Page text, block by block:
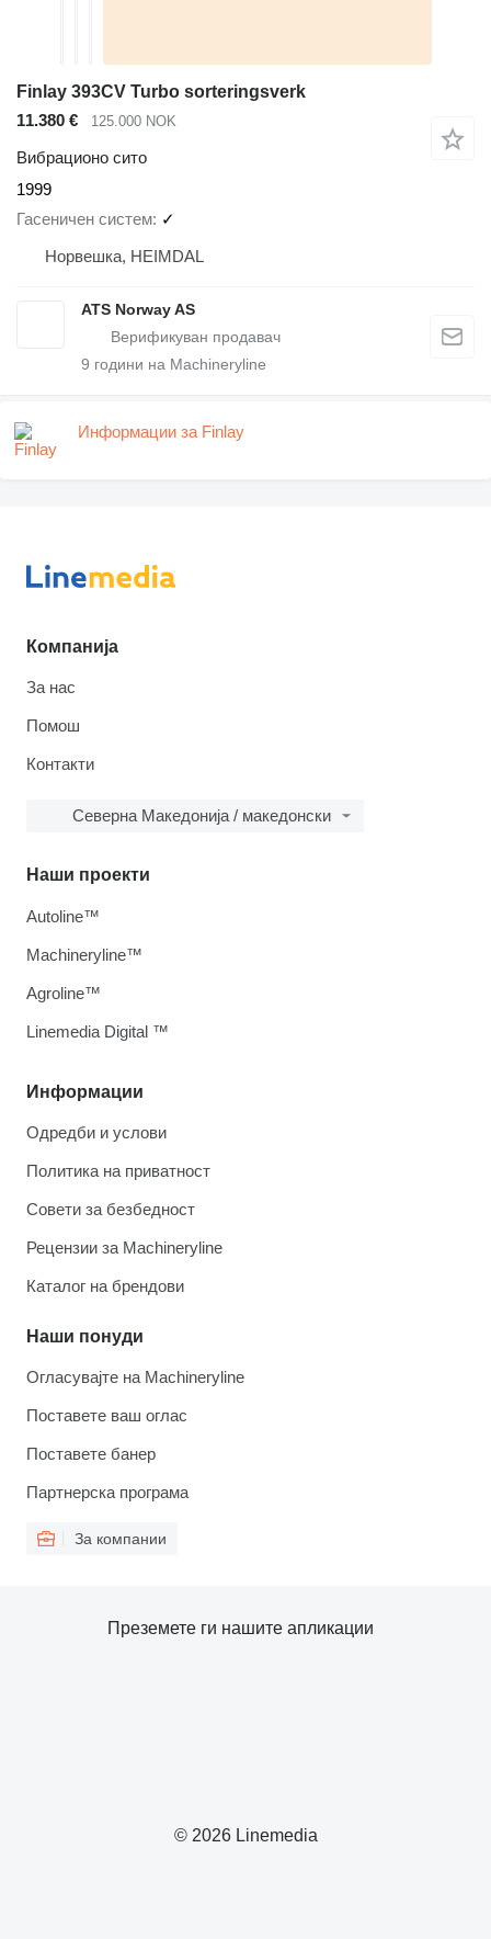
Finlay 393CV Turbo sorteringsverk
11.380 €
125.000 NOK
Вибрационо сито
1999
Гасеничен систем ✓
Норвешка, HEIMDAL
ATS Norway AS
9 години на Machineryline
Информации за Finlay
Компанија
За нас
Помош
Контакти
Северна Македонија / македонски
Информации
Одредби и услови
Политика на приватност
Совети за безбедност
Рецензии за Machineryline
Каталог на брендови
Наши понуди
Огласувајте на Machineryline
Поставете ваш оглас
Поставете банер
Партнерска програма
За компании
Наши проекти
Autoline™
Machineryline™
Agroline™
Linemedia Digital ™
© 2026 Linemedia
Преземете ги нашите апликации